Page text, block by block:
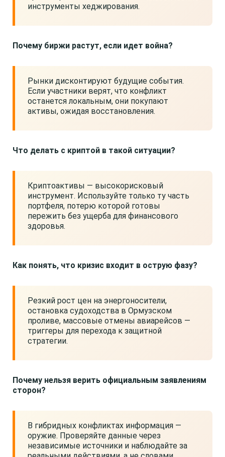
инструменты хеджирования.
Почему биржи растут, если идет война?
Рынки дисконтируют будущие события.
Если участники верят, что конфликт
останется локальным, они покупают
активы, ожидая восстановления.
Что делать с криптой в такой ситуации?
Криптоактивы — высокорисковый
инструмент. Используйте только ту часть
портфеля, потерю которой готовы
пережить без ущерба для финансового
здоровья.
Как понять, что кризис входит в острую фазу?
Резкий рост цен на энергоносители,
остановка судоходства в Ормузском
проливе, массовые отмены авиарейсов —
триггеры для перехода к защитной
стратегии.
Почему нельзя верить официальным заявлениям
сторон?
В гибридных конфликтах информация —
оружие. Проверяйте данные через
независимые источники и наблюдайте за